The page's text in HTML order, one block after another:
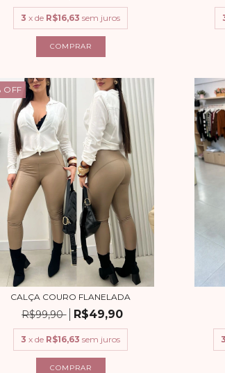
3 x de R$16,63 sem juros
COMPRAR
OFF
CALÇA COURO FLANELADA
R$99,90 R$49,90
3 x de R$16,63 sem juros
COMPRAR
3